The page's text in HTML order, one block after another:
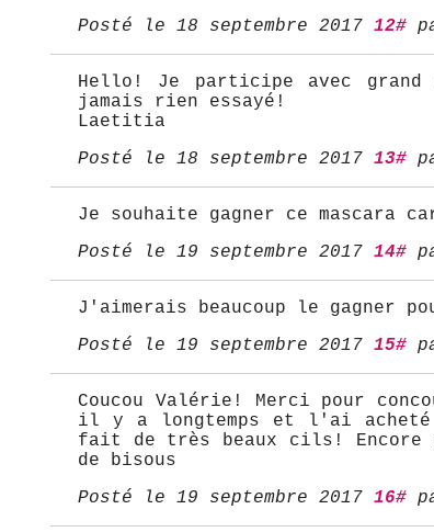
Posté le 18 septembre 2017 12#
Hello! Je participe avec
jamais rien essayé!
Laetitia
Posté le 18 septembre 2017 13#
Je souhaite gagner ce mascara
Posté le 19 septembre 2017 14#
J'aimerais beaucoup le gagner
Posté le 19 septembre 2017 15#
Coucou Valérie! Merci pour
il y a longtemps et l'ai acheté
fait de très beaux cils! Encore
de bisous
Posté le 19 septembre 2017 16#